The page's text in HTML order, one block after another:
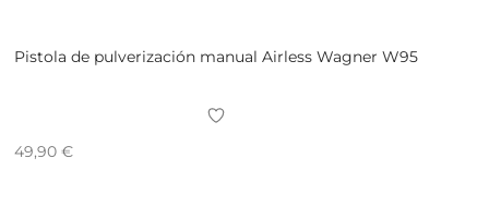
Pistola de pulverización manual Airless Wagner W95
49,90 €